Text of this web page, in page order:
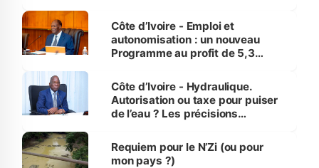
et Yamoussoukro
Côte d’Ivoire - Emploi et
autonomisation : un nouveau
Programme au profit de 5,3
Côte d’Ivoire - Hydraulique.
Autorisation ou taxe pour puiser
de l’eau ? Les précisions
Requiem pour le N’Zi (ou pour
mon pays ?)